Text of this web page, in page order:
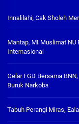
Innalilahi, Cak Sholeh
Mantap, MI Muslimat NU
Internasional
Gelar FGD Bersama
Buruk Narkoba
Tabuh Perangi Miras,